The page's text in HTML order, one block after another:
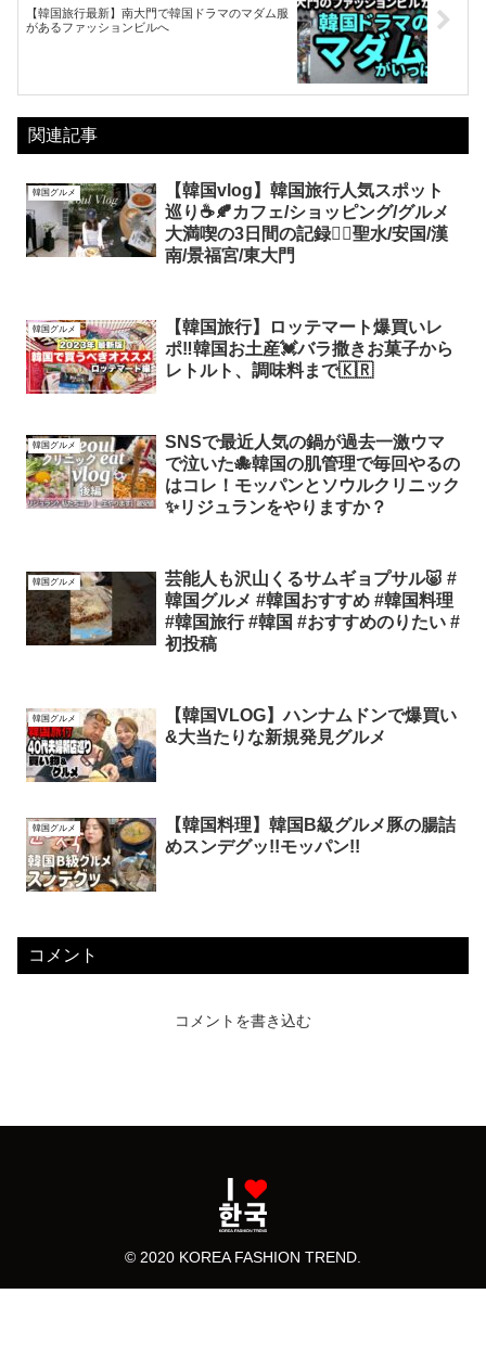
【韓国旅行最新】南大門で韓国ドラマのマダム服
があるファッションビルへ
関連記事
韓国グルメ
【韓国vlog】韓国旅行人気スポット
巡り☕️🍂カフェ/ショッピング/グルメ
大満喫の3日間の記録✍🏻聖水/安国/漢
南/景福宮/東大門
韓国グルメ
【韓国旅行】ロッテマート爆買いレ
ポ‼️韓国お土産💓バラ撒きお菓子から
レトルト、調味料まで🇰🇷
韓国グルメ
SNSで最近人気の鍋が過去一激ウマ
で泣いた🐙韓国の肌管理で毎回やるの
はコレ！モッパンとソウルクリニック
✨リジュランをやりますか？
韓国グルメ
芸能人も沢山くるサムギョプサル🐷 #
韓国グルメ #韓国おすすめ #韓国料理
#韓国旅行 #韓国 #おすすめのりたい #
初投稿
韓国グルメ
【韓国VLOG】ハンナムドンで爆買い
&大当たりな新規発見グルメ
韓国グルメ
【韓国料理】韓国B級グルメ豚の腸詰
めスンデグッ!!モッパン!!
コメント
コメントを書き込む
© 2020 KOREA FASHION TREND.